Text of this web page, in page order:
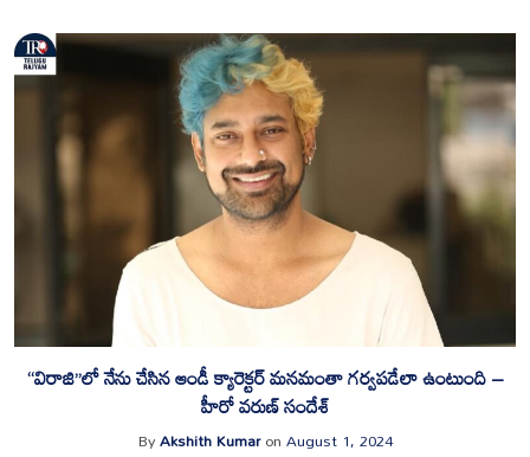
“విరాజి”లో నేను చేసిన ఆండీ క్యారెక్టర్ మనమంతా గర్వపడేలా ఉంటుంది –
హీరో వరుణ్ సందేశ్
ByAkshith KumaronAugust 1, 2024